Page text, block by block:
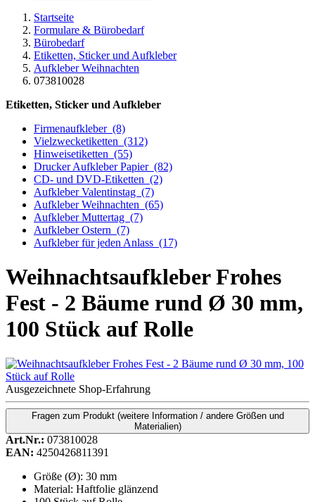
Startseite
Formulare & Bürobedarf
Bürobedarf
Etiketten, Sticker und Aufkleber
Aufkleber Weihnachten
073810028
Etiketten, Sticker und Aufkleber
Firmenaufkleber (8)
Vielzwecketiketten (312)
Hinweisetiketten (55)
Drucker Aufkleber Papier (82)
CD- und DVD-Etiketten (2)
Aufkleber Valentinstag (7)
Aufkleber Weihnachten (65)
Aufkleber Muttertag (7)
Aufkleber Ostern (7)
Aufkleber für jeden Anlass (17)
Weihnachtsaufkleber Frohes
Fest - 2 Bäume rund Ø 30 mm,
100 Stück auf Rolle
Ausgezeichnete Shop-Erfahrung
Fragen zum Produkt (weitere Information / andere Größen und
Materialien)
Art.Nr.: 073810028
EAN: 4250426811391
Größe (Ø): 30 mm
Material: Haftfolie glänzend